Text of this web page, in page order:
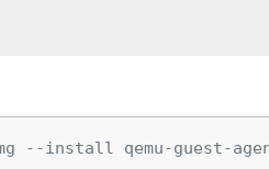
--install qemu-guest-